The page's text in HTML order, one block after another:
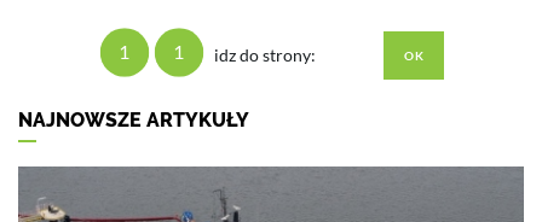
1 1 idz do strony:
NAJNOWSZE ARTYKUŁY